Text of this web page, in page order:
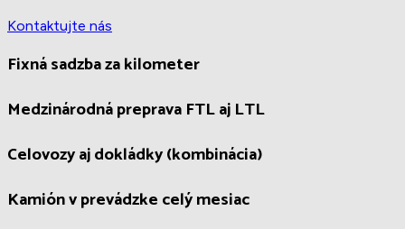
Kontaktujte nás
Fixná sadzba za kilometer
Medzinárodná preprava FTL aj LTL
Celovozy aj dokládky (kombinácia)
Kamión v prevádzke celý mesiac